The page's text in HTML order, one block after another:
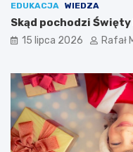
EDUKACJA WIEDZA
Skąd pochodzi
15 lipca 2026 Rafał